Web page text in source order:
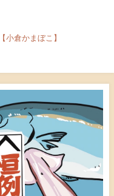
小倉かまぼこ】